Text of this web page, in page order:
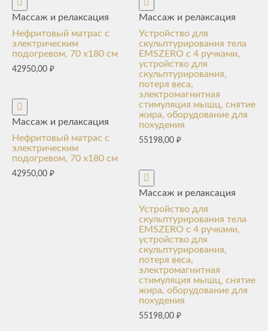
Массаж и релаксация
Нефритовый матрас с
электрическим
подогревом, 70 х180 см
42950,00 ₽
Массаж и релаксация
Нефритовый матрас с
электрическим
подогревом, 70 х180 см
42950,00 ₽
Массаж и релаксация
Устройство для
скульптурирования тела
EMSZERO с 4 ручками,
устройство для
скульптурирования,
потеря веса,
электромагнитная
стимуляция мышц, снятие
жира, оборудование для
похудения
55198,00₽
Массаж и релаксация
Устройство для
скульптурирования тела
EMSZERO с 4 ручками,
устройство для
скульптурирования,
потеря веса,
электромагнитная
стимуляция мышц, снятие
жира, оборудование для
похудения
55198,00₽